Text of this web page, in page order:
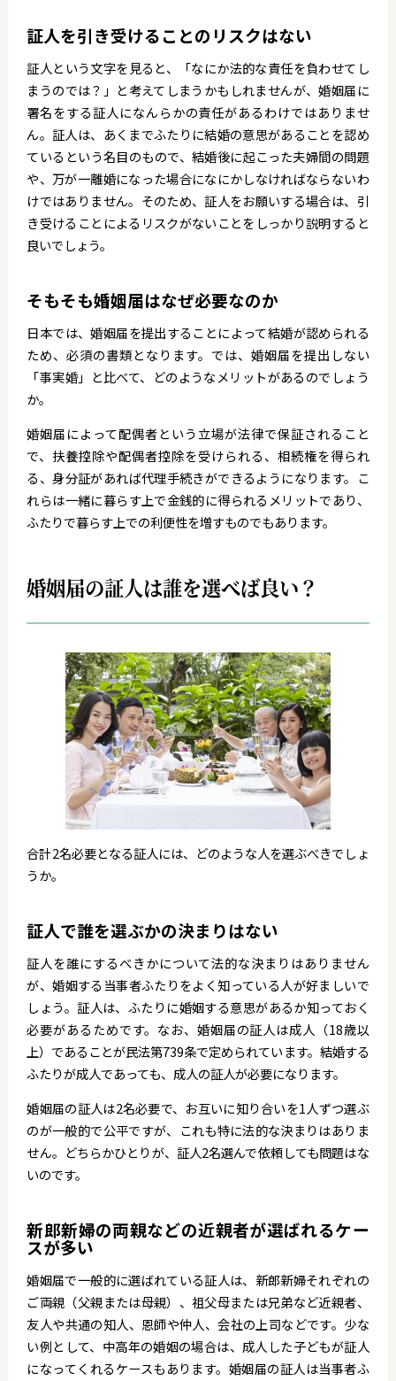
証人を引き受けることのリスクはない
証人という文字を見ると、「なにか法的な責任を負わせてし
まうのでは？」と考えてしまうかもしれませんが、婚姻届に
署名をする証人になんらかの責任があるわけではありませ
ん。証人は、あくまでふたりに結婚の意思があることを認め
ているという名目のもので、結婚後に起こった夫婦間の問題
や、万が一離婚になった場合になにかしなければならないわ
けではありません。そのため、証人をお願いする場合は、引
き受けることによるリスクがないことをしっかり説明すると
良いでしょう。
そもそも婚姻届はなぜ必要なのか
日本では、婚姻届を提出することによって結婚が認められる
ため、必須の書類となります。では、婚姻届を提出しない
「事実婚」と比べて、どのようなメリットがあるのでしょう
か。
婚姻届によって配偶者という立場が法律で保証されること
で、扶養控除や配偶者控除を受けられる、相続権を得られ
る、身分証があれば代理手続きができるようになります。こ
れらは一緒に暮らす上で金銭的に得られるメリットであり、
ふたりで暮らす上での利便性を増すものでもあります。
婚姻届の証人は誰を選べば良い？
合計2名必要となる証人には、どのような人を選ぶべきでしょ
うか。
証人で誰を選ぶかの決まりはない
証人を誰にするべきかについて法的な決まりはありません
が、婚姻する当事者ふたりをよく知っている人が好ましいで
しょう。証人は、ふたりに婚姻する意思があるか知っておく
必要があるためです。なお、婚姻届の証人は成人（18歳以
上）であることが民法第739条で定められています。結婚する
ふたりが成人であっても、成人の証人が必要になります。
婚姻届の証人は2名必要で、お互いに知り合いを1人ずつ選ぶ
のが一般的で公平ですが、これも特に法的な決まりはありま
せん。どちらかひとりが、証人2名選んで依頼しても問題はな
いのです。
新郎新婦の両親などの近親者が選ばれるケー
スが多い
婚姻届で一般的に選ばれている証人は、新郎新婦それぞれの
ご両親（父親または母親）、祖父母または兄弟など近親者、
友人や共通の知人、恩師や仲人、会社の上司などです。少な
い例として、中高年の婚姻の場合は、成人した子どもが証人
になってくれるケースもあります。婚姻届の証人は当事者ふ